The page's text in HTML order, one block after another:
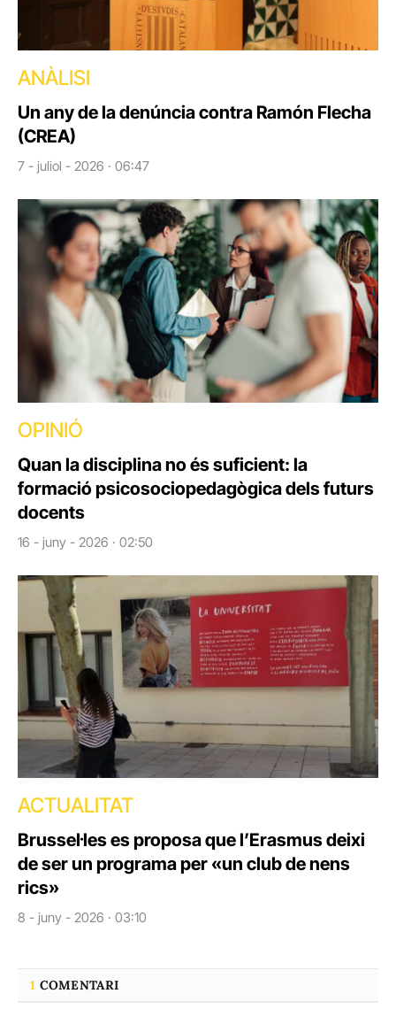
ANÀLISI
Un any de la denúncia contra Ramón Flecha
(CREA)
7 - juliol - 2026 · 06:47
OPINIÓ
Quan la disciplina no és suficient: la
formació psicosociopedagògica dels futurs
docents
16 - juny - 2026 · 02:50
ACTUALITAT
Brussel·les es proposa que l’Erasmus deixi
de ser un programa per «un club de nens
rics»
8 - juny - 2026 · 03:10
1 COMENTARI